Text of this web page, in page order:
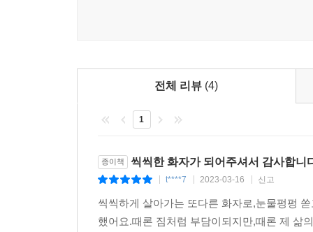
전체 리뷰 (4)
1
종이책 씩씩한 화자가 되어주셔서 감사합니
t****7 2023-03-16 신고
씩씩하게 살아가는 또다른 화자로,눈물펑펑
했어요.때론 짐처럼 부담이되지만,때론 제 삶